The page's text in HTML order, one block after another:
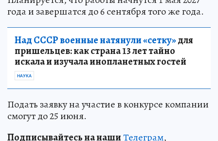
года и завершатся до 6 сентября того же года.
Над СССР военные натянули «сетку»для
пришельцев: как страна 13 лет тайно
искала и изучала инопланетных гостей
НАУКА
Подать заявку на участие в конкурсе компании
смогут до 25 июня.
Подписывайтесь на нашиТелеграм,